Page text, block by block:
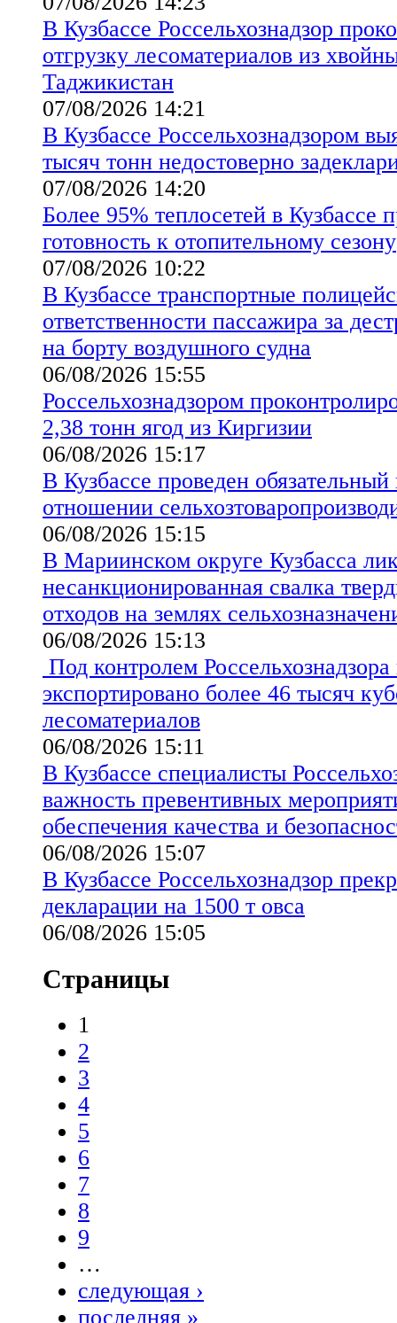
В Кузбассе Россельхознадзор
отгрузку лесоматериалов из
Таджикистан
07/08/2026 14:21
В Кузбассе Россельхознадзором
тысяч тонн недостоверно
07/08/2026 14:20
Более 95% теплосетей в Кузбассе
готовность к отопительному сезону
07/08/2026 10:22
В Кузбассе транспортные
ответственности пассажира за
на борту воздушного судна
06/08/2026 15:55
Россельхознадзором
2,38 тонн ягод из Киргизии
06/08/2026 15:17
В Кузбассе проведен
отношении
06/08/2026 15:15
В Мариинском округе Кузбасса
несанкционированная свалка
отходов на землях
06/08/2026 15:13
Под контролем Россельхознадзора
экспортировано более 46 тысяч
лесоматериалов
06/08/2026 15:11
В Кузбассе специалисты
важность превентивных
обеспечения качества и
06/08/2026 15:07
В Кузбассе Россельхознадзор
декларации на 1500 т овса
06/08/2026 15:05
Страницы
1
2
3
4
5
6
7
8
9
…
следующая ›
последняя »